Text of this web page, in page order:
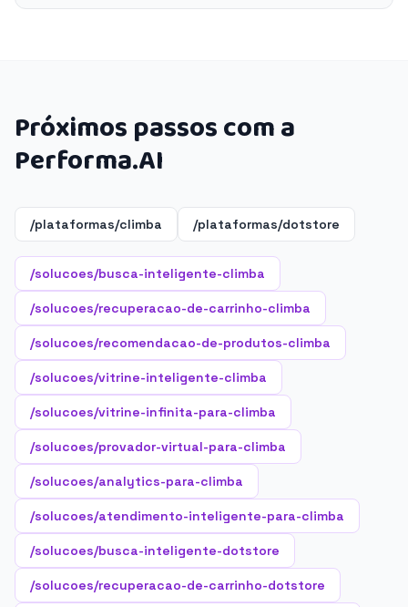
Próximos passos com a
Performa.AI
/plataformas/climba /plataformas/dotstore
/solucoes/busca-inteligente-climba
/solucoes/recuperacao-de-carrinho-climba
/solucoes/recomendacao-de-produtos-climba
/solucoes/vitrine-inteligente-climba
/solucoes/vitrine-infinita-para-climba
/solucoes/provador-virtual-para-climba
/solucoes/analytics-para-climba
/solucoes/atendimento-inteligente-para-climba
/solucoes/busca-inteligente-dotstore
/solucoes/recuperacao-de-carrinho-dotstore